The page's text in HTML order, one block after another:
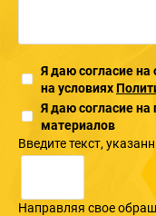
Я даю согласие
на условиях
Я даю согласие
материалов
Введите текcт,
Направляя свое